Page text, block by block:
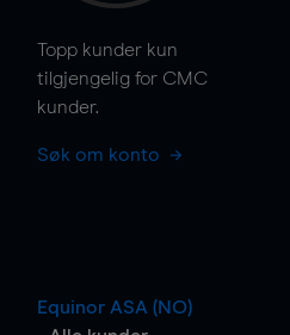
Topp kunder kun
tilgjengelig for CMC
kunder.
Søk om konto
Equinor ASA (NO)